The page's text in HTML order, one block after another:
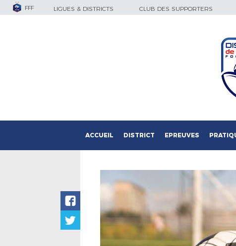
FFF LIGUES & DISTRICTS CLUB DES SUPPORTERS
ACCUEIL DISTRICT EPREUVES